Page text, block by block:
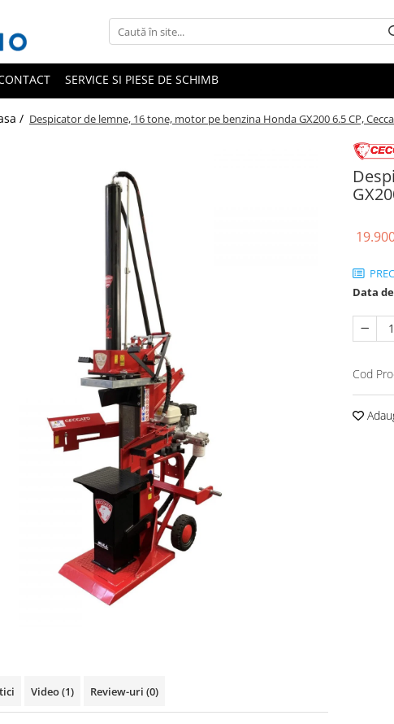
SERVICE SI PIESE DE SCHIMB
/ Despicator de lemne, 16 tone, motor pe benzina Honda GX200 6.5 CP,
Data
Cod
Video(1) Review-uri (0)